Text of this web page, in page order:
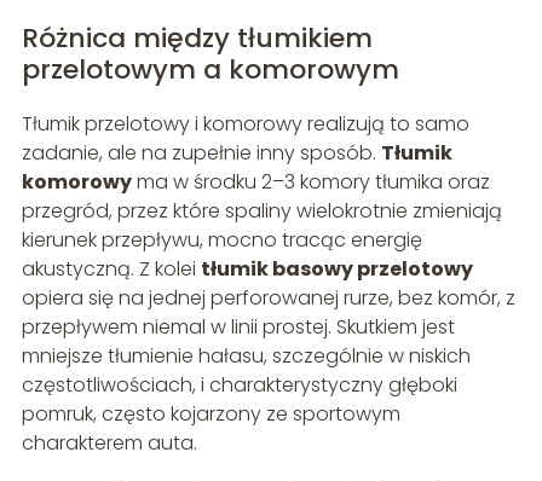
Różnica między tłumikiem
przelotowym a komorowym
Tłumik przelotowy i komorowy realizują to samo
zadanie, ale na zupełnie inny sposób. Tłumik
komorowyma w środku 2–3 komory tłumika oraz
przegród, przez które spaliny wielokrotnie zmieniają
kierunek przepływu, mocno tracąc energię
akustyczną. Z kolei tłumik basowy przelotowy
opiera się na jednej perforowanej rurze, bez komór, z
przepływem niemal w linii prostej. Skutkiem jest
mniejsze tłumienie hałasu, szczególnie w niskich
częstotliwościach, i charakterystyczny głęboki
pomruk, często kojarzony ze sportowym
charakterem auta.